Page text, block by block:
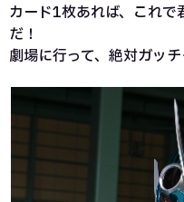
カード1枚あれば、これで
だ！
劇場に行って、絶対ガッ